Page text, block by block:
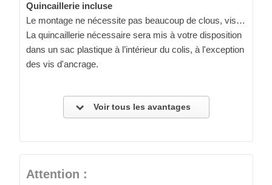
Quincaillerie incluse
Le montage ne nécessite pas beaucoup de clous, vis…
La quincaillerie nécessaire sera mis à votre disposition
dans un sac plastique à l’intérieur du colis, à l'exception
des vis d'ancrage.
Voir tous les avantages
Attention :